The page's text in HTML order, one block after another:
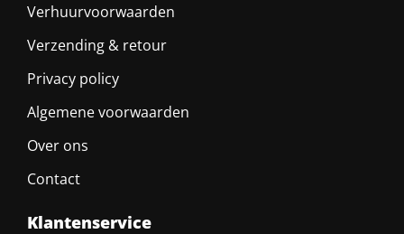
Verhuurvoorwaarden
Verzending & retour
Privacy policy
Algemene voorwaarden
Over ons
Contact
Klantenservice